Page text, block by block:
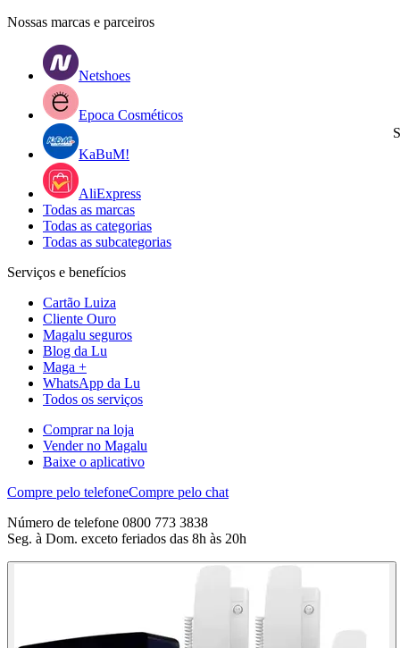
Nossas marcas e parceiros
Netshoes
Epoca Cosméticos
KaBuM!
AliExpress
Todas as marcas
Todas as categorias
Todas as subcategorias
Serviços e benefícios
Cartão Luiza
Cliente Ouro
Magalu seguros
Blog da Lu
Maga +
WhatsApp da Lu
Todos os serviços
Comprar na loja
Vender no Magalu
Baixe o aplicativo
Compre pelo telefoneCompre pelo chat
Número de telefone 0800 773 3838
Seg. à Dom. exceto feriados das 8h às 20h